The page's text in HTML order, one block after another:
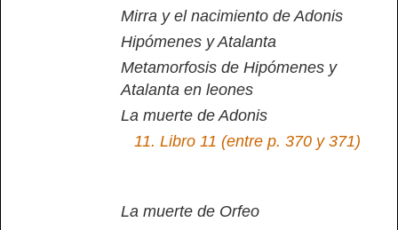
Mirra y el nacimiento de Adonis
Hipómenes y Atalanta
Metamorfosis de Hipómenes y
Atalanta en leones
La muerte de Adonis
11. Libro 11 (entre p. 370 y 371)
La muerte de Orfeo